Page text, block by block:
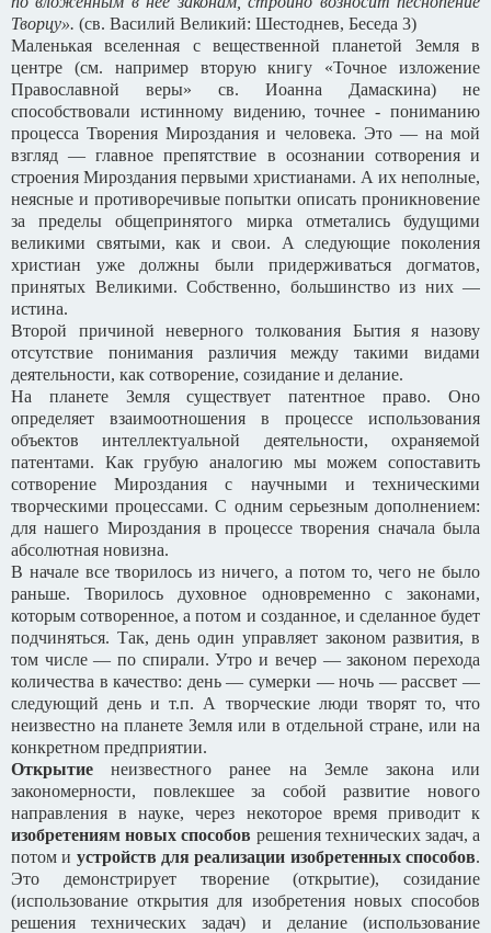
Творцу». (св. Василий Великий: Шестоднев, Беседа 3)
Маленькая вселенная с вещественной планетой Земля в
центре (см. например вторую книгу «Точное изложение
Православной веры» св. Иоанна Дамаскина) не
способствовали истинному видению, точнее - пониманию
процесса Творения Мироздания и человека. Это — на мой
взгляд — главное препятствие в осознании сотворения и
строения Мироздания первыми христианами. А их неполные,
неясные и противоречивые попытки описать проникновение
за пределы общепринятого мирка отметались будущими
великими святыми, как и свои. А следующие поколения
христиан уже должны были придерживаться догматов,
принятых Великими. Собственно, большинство из них —
истина.
Второй причиной неверного толкования Бытия я назову
отсутствие понимания различия между такими видами
деятельности, как сотворение, созидание и делание.
На планете Земля существует патентное право. Оно
определяет взаимоотношения в процессе использования
объектов интеллектуальной деятельности, охраняемой
патентами. Как грубую аналогию мы можем сопоставить
сотворение Мироздания с научными и техническими
творческими процессами. С одним серьезным дополнением:
для нашего Мироздания в процессе творения сначала была
абсолютная новизна.
В начале все творилось из ничего, а потом то, чего не было
раньше. Творилось духовное одновременно с законами,
которым сотворенное, а потом и созданное, и сделанное будет
подчиняться. Так, день один управляет законом развития, в
том числе — по спирали. Утро и вечер — законом перехода
количества в качество: день — сумерки — ночь — рассвет —
следующий день и т.п. А творческие люди творят то, что
неизвестно на планете Земля или в отдельной стране, или на
конкретном предприятии.
Открытие неизвестного ранее на Земле закона или
закономерности, повлекшее за собой развитие нового
направления в науке, через некоторое время приводит к
изобретениям новых способов решения технических задач, а
потом и устройств для реализации изобретенных способов.
Это демонстрирует творение (открытие), созидание
(использование открытия для изобретения новых способов
решения технических задач) и делание (использование